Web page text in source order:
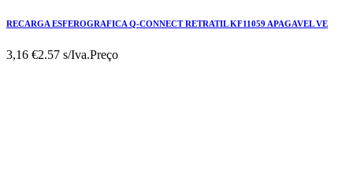
RECARGA ESFEROGRAFICA Q-CONNECT RETRATIL KF11059 APAGAVEL VE
3,16 €2.57 s/Iva.Preço